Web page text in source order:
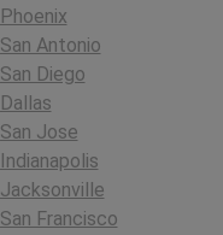
Phoenix
San Antonio
San Diego
Dallas
San Jose
Indianapolis
Jacksonville
San Francisco